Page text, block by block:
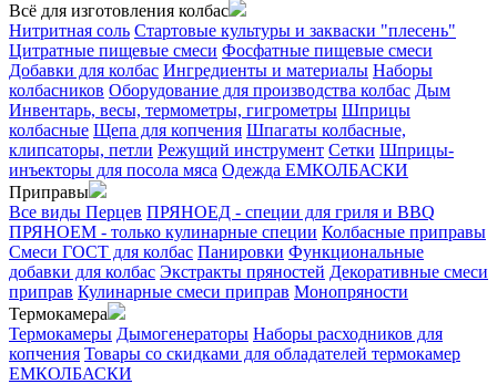
Всё для изготовления колбас
Нитритная соль Стартовые культуры и закваски "плесень"
Цитратные пищевые смеси Фосфатные пищевые смеси
Добавки для колбас Ингредиенты и материалы Наборы
колбасников Оборудование для производства колбас Дым
Инвентарь, весы, термометры, гигрометры Шприцы
колбасные Щепа для копчения Шпагаты колбасные,
клипсаторы, петли Режущий инструмент Сетки Шприцы-
инъекторы для посола мяса Одежда ЕМКОЛБАСКИ
Приправы
Все виды Перцев ПРЯНОЕД - специи для гриля и BBQ
ПРЯНОЕМ - только кулинарные специи Колбасные приправы
Смеси ГОСТ для колбас Панировки Функциональные
добавки для колбас Экстракты пряностей Декоративные смеси
приправ Кулинарные смеси приправ Монопряности
Термокамера
Термокамеры Дымогенераторы Наборы расходников для
копчения Товары со скидками для обладателей термокамер
ЕМКОЛБАСКИ